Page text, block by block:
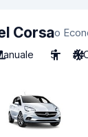
Corsao
5 A/